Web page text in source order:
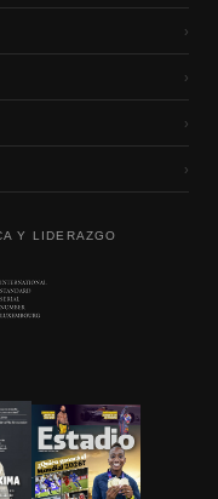
›
›
›
›
Y LIDERAZGO